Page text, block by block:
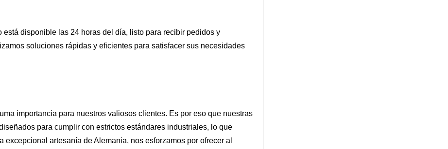
disponible las 24 horas del día, listo para recibir pedidos y
soluciones rápidas y eficientes para satisfacer sus necesidades
importancia para nuestros valiosos clientes. Es por eso que nuestras
para cumplir con estrictos estándares industriales, lo que
artesanía de Alemania, nos esforzamos por ofrecer al